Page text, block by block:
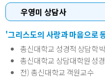
우영미 상담사
'그리스도의 사랑과 마음으로
총신대학교 성경적 상담학
총신대학교 상담대학원 성
전) 총신대학교 객원교수